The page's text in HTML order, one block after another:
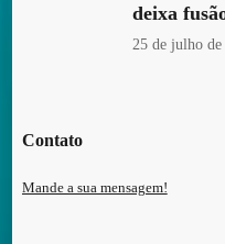
deixa
25 de julho de
Contato
Mande a sua mensagem!